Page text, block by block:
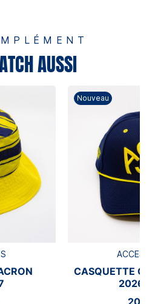
AUSSI
Nouveau
CASQUETTE
2026/